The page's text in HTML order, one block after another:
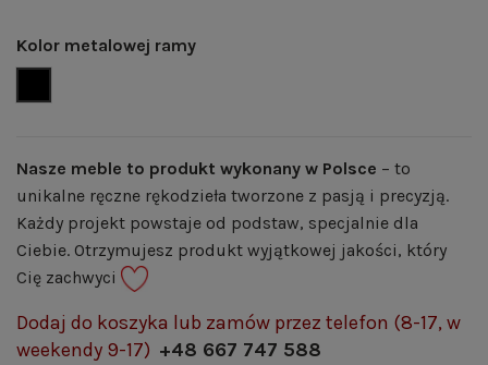
Kolor metalowej ramy
Nasze meble to produkt wykonany w Polsce – to
unikalne ręczne rękodzieła tworzone z pasją i precyzją.
Każdy projekt powstaje od podstaw, specjalnie dla
Ciebie. Otrzymujesz produkt wyjątkowej jakości, który
Cię zachwyci
Dodaj do koszyka lub zamów przez telefon (8-17, w
weekendy 9-17) +48 667 747 588